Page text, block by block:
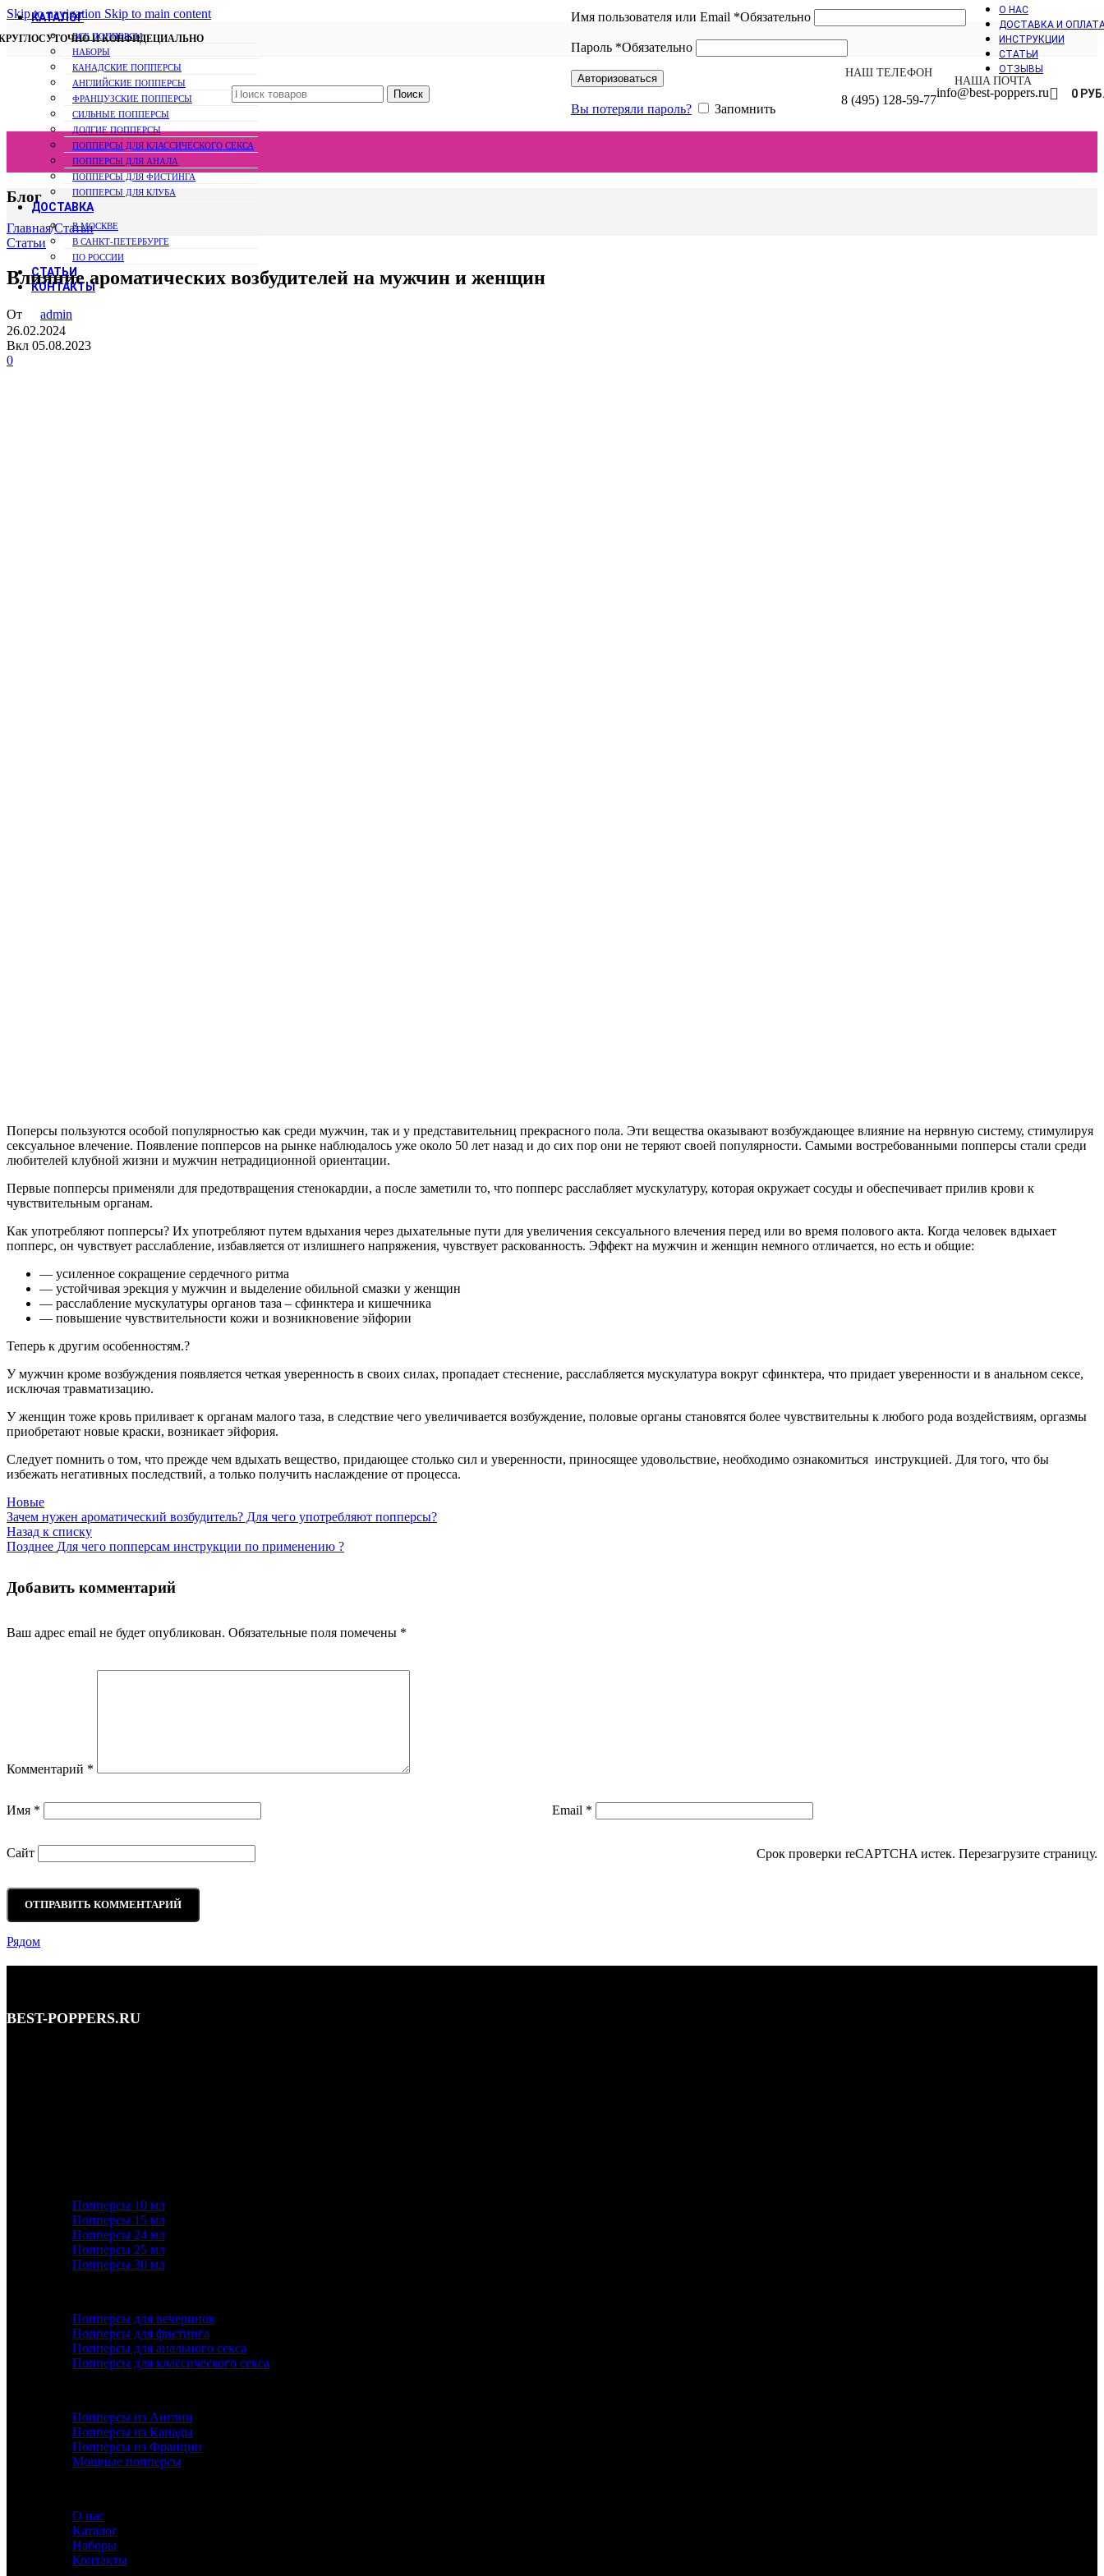
Skip to navigation Skip to main content
И КОНФИДЕЦИАЛЬНО
Имя пользователя или Email *Обязательно
Пароль *Обязательно
Авторизоваться
Вы потеряли пароль? Запомнить
О НАС
ДОСТАВКА И
ИНСТРУКЦИИ
СТАТЬИ
ОТЗЫВЫ
Поиск
НАШ ТЕЛЕФОН
8 (495) 128-59-77
НАШA ПОЧТА
info@best-poppers.ru 0
КАТАЛОГ
ВСЕ ПОППЕРСЫ
НАБОРЫ
КАНАДCКИЕ ПОППЕРСЫ
АНГЛИЙСКИЕ ПОППЕРСЫ
ФРАНЦУЗСКИЕ ПОППЕРСЫ
СИЛЬНЫЕ ПОППЕРСЫ
ДОЛГИЕ ПОППЕРСЫ
ПОППЕРСЫ ДЛЯ КЛАССИЧЕСКОГО СЕКСА
ПОППЕРСЫ ДЛЯ АНАЛА
ПОППЕРСЫ ДЛЯ ФИСТИНГА
ПОППЕРСЫ ДЛЯ КЛУБА
ДОСТАВКА
В МОСКВЕ
В САНКТ-ПЕТЕРБУРГЕ
ПО РОССИИ
СТАТЬИ
КОНТАКТЫ
Блог
Главная/Статьи
Статьи
Влияние ароматических возбудителей на мужчин и женщин
От
admin
26.02.2024
Вкл 05.08.2023
0
Поперсы пользуются особой популярностью как среди мужчин, так и у представительниц прекрасного пола. Эти вещества оказывают возбуждающее влияние на нервную систему, стимулируя
сексуальное влечение. Появление попперсов на рынке наблюдалось уже около 50 лет назад и до сих пор они не теряют своей популярности. Самыми востребованными попперсы стали среди
любителей клубной жизни и мужчин нетрадиционной ориентации.
Первые попперсы применяли для предотвращения стенокардии, а после заметили то, что попперс расслабляет мускулатуру, которая окружает сосуды и обеспечивает прилив крови к
чувствительным органам.
Как употребляют попперсы? Их употребляют путем вдыхания через дыхательные пути для увеличения сексуального влечения перед или во время полового акта. Когда человек вдыхает
попперс, он чувствует расслабление, избавляется от излишнего напряжения, чувствует раскованность. Эффект на мужчин и женщин немного отличается, но есть и общие:
— усиленное сокращение сердечного ритма
— устойчивая эрекция у мужчин и выделение обильной смазки у женщин
— расслабление мускулатуры органов таза – сфинктера и кишечника
— повышение чувствительности кожи и возникновение эйфории
Теперь к другим особенностям.?
У мужчин кроме возбуждения появляется четкая уверенность в своих силах, пропадает стеснение, расслабляется мускулатура вокруг сфинктера, что придает уверенности и в анальном сексе,
исключая травматизацию.
У женщин тоже кровь приливает к органам малого таза, в следствие чего увеличивается возбуждение, половые органы становятся более чувствительны к любого рода воздействиям, оргазмы
приобретают новые краски, возникает эйфория.
Следует помнить о том, что прежде чем вдыхать вещество, придающее столько сил и уверенности, приносящее удовольствие, необходимо ознакомиться инструкцией. Для того, что бы
избежать негативных последствий, а только получить наслаждение от процесса.
Новые
Зачем нужен ароматический возбудитель? Для чего употребляют попперсы?
Назад к списку
Позднее Для чего попперсам инструкции по применению ?
Добавить комментарий
Ваш адрес email не будет опубликован. Обязательные поля помечены *
Комментарий *
Имя * Email *
Сайт Срок проверки reCAPTCHA истек. Перезагрузите страницу.
Рядом
BEST-POPPERS.RU
Попперсы 10 мл
Попперсы 15 мл
Попперсы 24 мл
Попперсы 25 мл
Попперсы 30 мл
Попперсы для вечеринок
Попперсы для фистинга
Попперсы для анального секса
Попперсы для классического секса
Попперсы из Англии
Попперсы из Канады
Попперсы из Франции
Мощные попперсы
О нас
Каталог
Наборы
Контакты